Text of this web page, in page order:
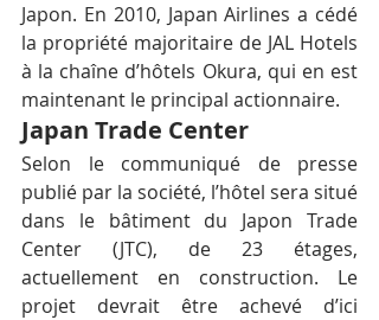
Japon. En 2010, Japan Airlines a cédé
la propriété majoritaire de JAL Hotels
à la chaîne d’hôtels Okura, qui en est
maintenant le principal actionnaire.
Japan Trade Center
Selon le communiqué de presse
publié par la société, l’hôtel sera situé
dans le bâtiment du Japon Trade
Center (JTC), de 23 étages,
actuellement en construction. Le
projet devrait être achevé d’ici